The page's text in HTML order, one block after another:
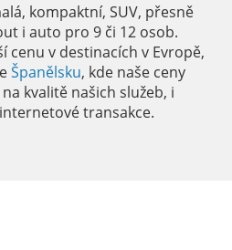
kompaktní, SUV, přesně
i auto pro 9 či 12 osob.
cenu v destinacích v Evropě,
Španělsku, kde naše ceny
kvalitě našich služeb, i
transakce.